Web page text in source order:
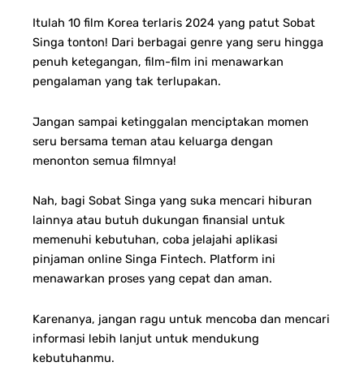
Itulah 10 film Korea terlaris 2024 yang patut Sobat
Singa tonton! Dari berbagai genre yang seru hingga
penuh ketegangan, film-film ini menawarkan
pengalaman yang tak terlupakan.
Jangan sampai ketinggalan menciptakan momen
seru bersama teman atau keluarga dengan
menonton semua filmnya!
Nah, bagi Sobat Singa yang suka mencari hiburan
lainnya atau butuh dukungan finansial untuk
memenuhi kebutuhan, coba jelajahi aplikasi
pinjaman online Singa Fintech. Platform ini
menawarkan proses yang cepat dan aman.
Karenanya, jangan ragu untuk mencoba dan mencari
informasi lebih lanjut untuk mendukung
kebutuhanmu.